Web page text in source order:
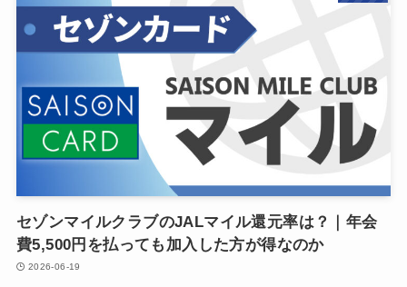
セゾンマイルクラブのJALマイル還元率は？｜年会
費5,500円を払っても加入した方が得なのか
2026-06-19